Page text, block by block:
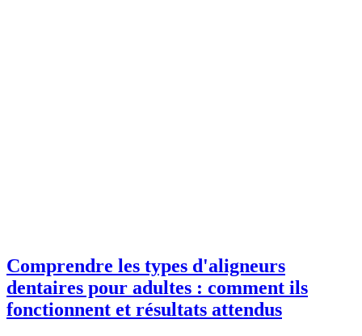
Comprendre les types d'aligneurs
dentaires pour adultes : comment ils
fonctionnent et résultats attendus